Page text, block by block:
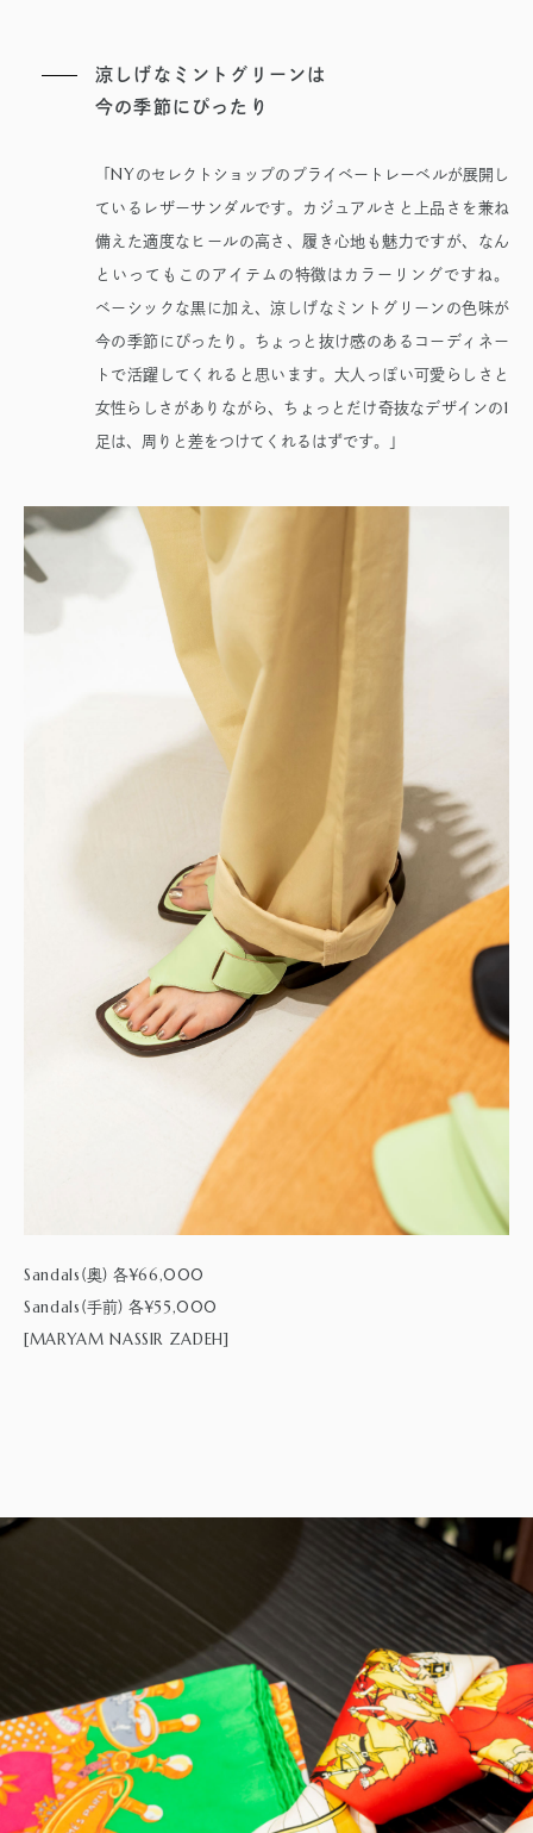
涼しげなミントグリーンは
今の季節にぴったり
NYのセレクトショップのプライベートレーベルが展開し
ているレザーサンダルです。カジュアルさと上品さを兼ね
備えた適度なヒールの高さ、履き心地も魅力ですが、なん
といってもこのアイテムの特徴はカラーリングですね。
ベーシックな黒に加え、涼しげなミントグリーンの色味が
今の季節にぴったり。ちょっと抜け感のあるコーディネー
トで活躍してくれると思います。大人っぽい可愛らしさと
女性らしさがありながら、ちょっとだけ奇抜なデザインの1
足は、周りと差をつけてくれるはずです。」
Sandals (奥) 各¥66,000
Sandals (手前) 各¥55,000
[MARYAM NASSIR ZADEH]